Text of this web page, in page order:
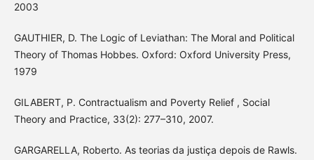
2003
GAUTHIER, D. The Logic of Leviathan: The Moral and Political
Theory of Thomas Hobbes. Oxford: Oxford University Press,
1979
GILABERT, P. Contractualism and Poverty Relief , Social
Theory and Practice, 33(2): 277–310, 2007.
GARGARELLA, Roberto. As teorias da justiça depois de Rawls.